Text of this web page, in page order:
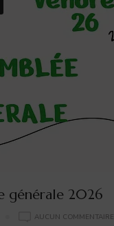
générale 2026
AUCUN COMMENTAIRE